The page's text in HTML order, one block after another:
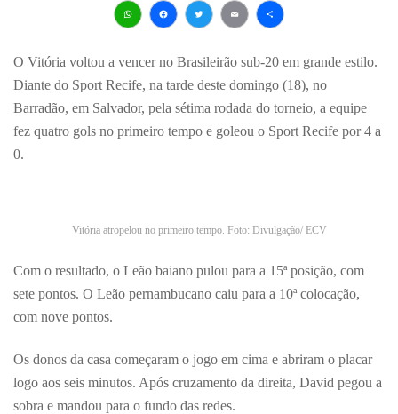
O Vitória voltou a vencer no Brasileirão sub-20 em grande estilo.
Diante do Sport Recife, na tarde deste domingo (18), no
Barradão, em Salvador, pela sétima rodada do torneio, a equipe
fez quatro gols no primeiro tempo e goleou o Sport Recife por 4 a
0.
Vitória atropelou no primeiro tempo. Foto: Divulgação/ ECV
Com o resultado, o Leão baiano pulou para a 15ª posição, com
sete pontos. O Leão pernambucano caiu para a 10ª colocação,
com nove pontos.
Os donos da casa começaram o jogo em cima e abriram o placar
logo aos seis minutos. Após cruzamento da direita, David pegou a
sobra e mandou para o fundo das redes.